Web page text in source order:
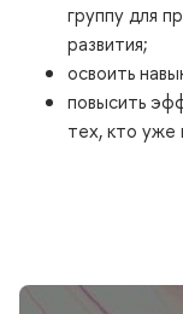
руппу для
развития;
освоить
повысить
тех, кто уже